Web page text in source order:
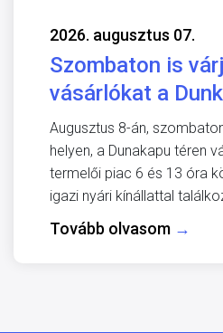
2026. augusztus 07.
Szombaton is
vásárlókat a
Augusztus 8-án,
helyen, a Dunakapu téren
termelői piac 6 és 13 óra
igazi nyári kínállattal
Tovább olvasom →